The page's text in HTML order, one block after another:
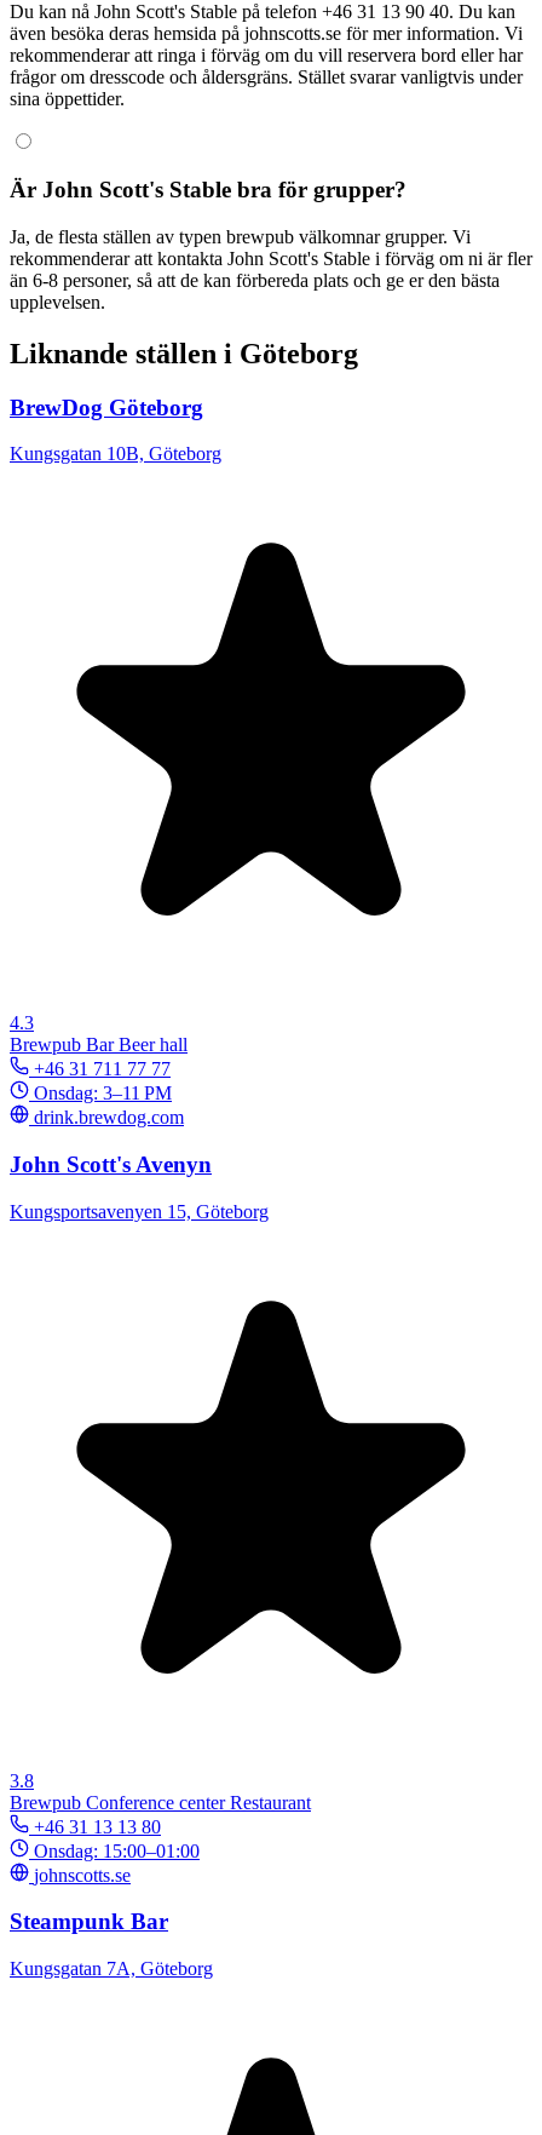
Du kan nå John Scott's Stable på telefon +46 31 13 90 40. Du kan
även besöka deras hemsida på johnscotts.se för mer information. Vi
rekommenderar att ringa i förväg om du vill reservera bord eller har
frågor om dresscode och åldersgräns. Stället svarar vanligtvis under
sina öppettider.
Är John Scott's Stable bra för grupper?
Ja, de flesta ställen av typen brewpub välkomnar grupper. Vi
rekommenderar att kontakta John Scott's Stable i förväg om ni är fler
än 6-8 personer, så att de kan förbereda plats och ge er den bästa
upplevelsen.
Liknande ställen i Göteborg
BrewDog Göteborg
Kungsgatan 10B, Göteborg
4.3
Brewpub BarBeer hall
+46 31 711 77 77
Onsdag: 3–11 PM
drink.brewdog.com
John Scott's Avenyn
Kungsportsavenyen 15, Göteborg
3.8
Brewpub Conference centerRestaurant
+46 31 13 13 80
Onsdag: 15:00–01:00
johnscotts.se
Steampunk Bar
Kungsgatan 7A, Göteborg